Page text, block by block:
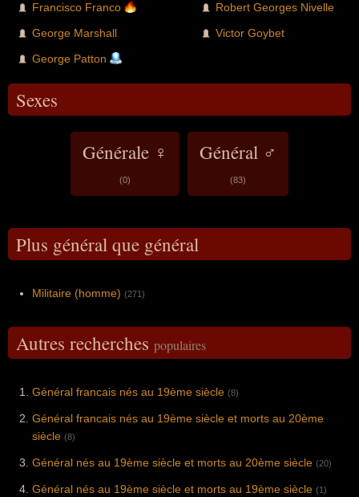
Francisco Franco
George Marshall
George Patton
Robert Georges Nivelle
Victor Goybet
Sexes
Générale ♀
(0)
Général ♂
(83)
Plus général que général
Militaire (homme) (271)
Autres recherches populaires
Général francais nés au 19ème siècle (8)
Général francais nés au 19ème siècle et morts au 20ème
siècle (8)
Général nés au 19ème siècle et morts au 20ème siècle (20)
Général nés au 19ème siècle et morts au 19ème siècle (1)